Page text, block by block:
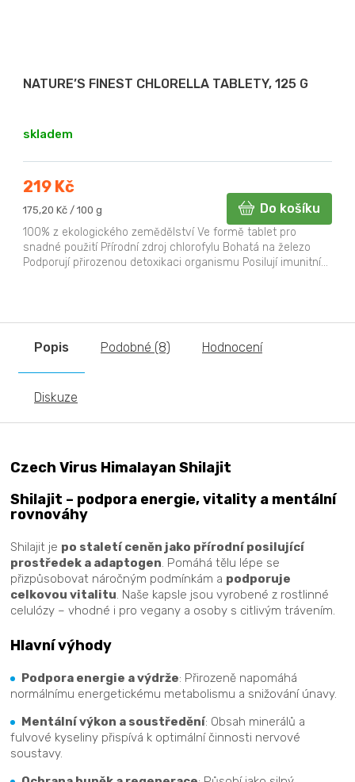
NATURE’S FINEST CHLORELLA TABLETY, 125 G
skladem
219 Kč
Měrná
175,20 Kč / 100 g Do košíku
100% z ekologického zemědělství Ve formě tablet pro
snadné použití Přírodní zdroj chlorofylu Bohatá na železo
Podporují přirozenou detoxikaci organismu Posilují imunitní...
Popis Podobné (8) Hodnocení
Diskuze
Czech Virus Himalayan Shilajit
Shilajit – podpora energie, vitality a mentální
rovnováhy
Shilajit je po staletí ceněn jako přírodní posilující
prostředek a adaptogen . Pomáhá tělu lépe se
přizpůsobovat náročným podmínkám a podporuje
celkovou vitalitu . Naše kapsle jsou vyrobené z rostlinné
celulózy – vhodné i pro vegany a osoby s citlivým trávením.
Hlavní výhody
Podpora energie a výdrže: Přirozeně napomáhá
normálnímu energetickému metabolismu a snižování únavy.
Mentální výkon a soustředění: Obsah minerálů a
fulvové kyseliny přispívá k optimální činnosti nervové
soustavy.